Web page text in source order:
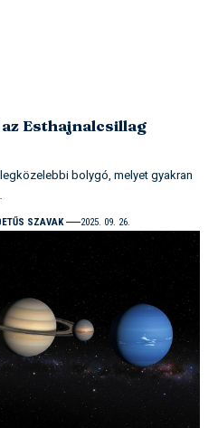
Esthajnalcsillag
bolygó, melyet gyakran
SZAVAK 2025. 09. 26.